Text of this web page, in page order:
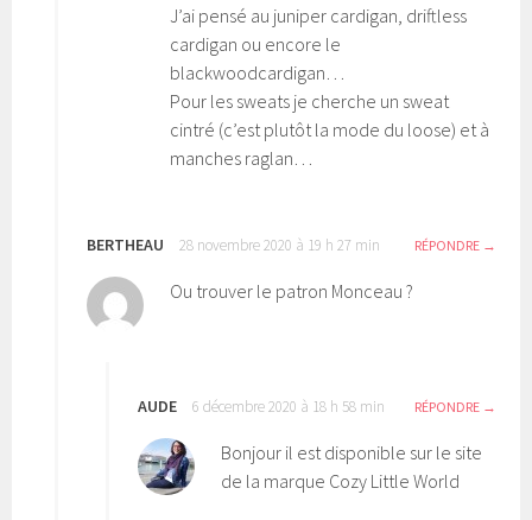
J’ai pensé au juniper cardigan, driftless
cardigan ou encore le
blackwoodcardigan…
Pour les sweats je cherche un sweat
cintré (c’est plutôt la mode du loose) et à
manches raglan…
BERTHEAU 28 novembre 2020 à 19 h 27 min RÉPONDRE
Ou trouver le patron Monceau ?
AUDE 6 décembre 2020 à 18 h 58 min RÉPONDRE
Bonjour il est disponible sur le site
de la marque Cozy Little World